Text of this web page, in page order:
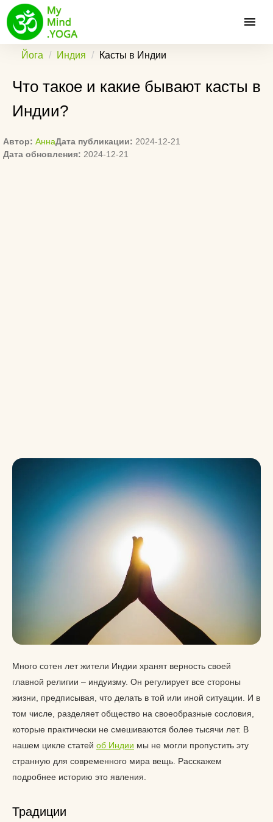
Йога Индия Касты в Индии
Что такое и какие бывают касты в
Индии?
Автор: АннаДата публикации: 2024-12-21
Дата обновления: 2024-12-21
Много сотен лет жители Индии хранят верность своей
главной религии – индуизму. Он регулирует все стороны
жизни, предписывая, что делать в той или иной ситуации. И в
том числе, разделяет общество на своеобразные сословия,
которые практически не смешиваются более тысячи лет. В
нашем цикле статей об Индии мы не могли пропустить эту
странную для современного мира вещь. Расскажем
подробнее историю это явления.
Традиции